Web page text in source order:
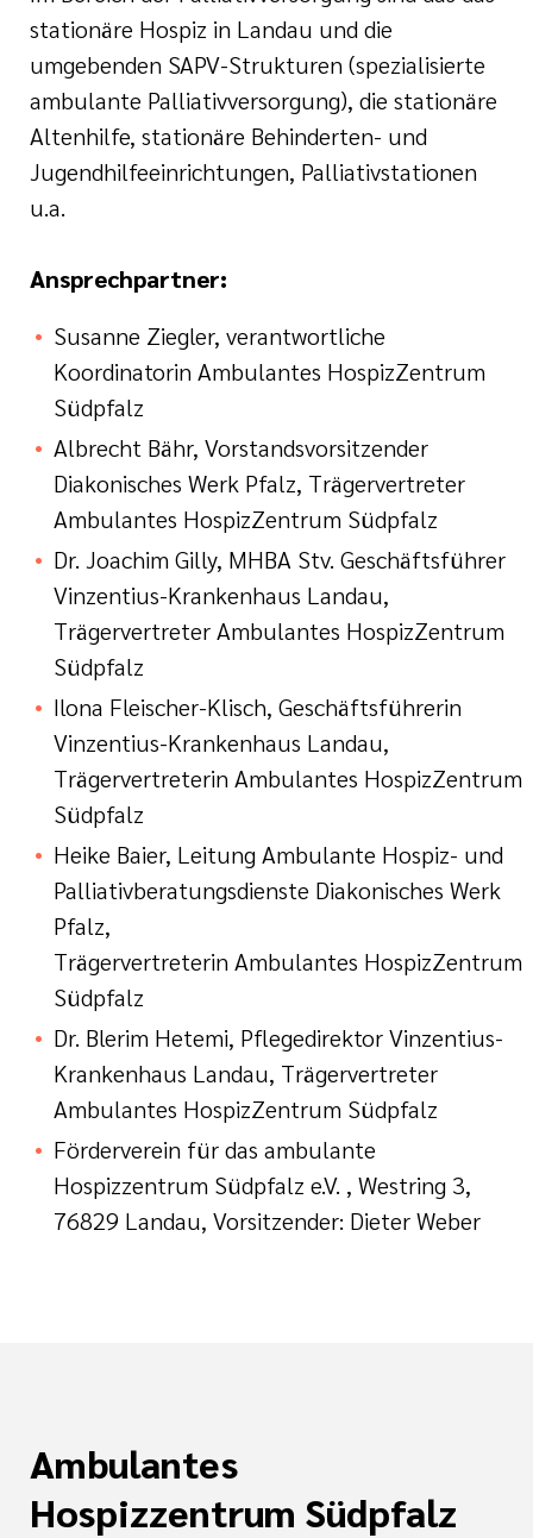
stationäre Hospiz in Landau und die
umgebenden SAPV-Strukturen (spezialisierte
ambulante Palliativversorgung), die stationäre
Altenhilfe, stationäre Behinderten- und
Jugendhilfeeinrichtungen, Palliativstationen
u.a.
Ansprechpartner:
Susanne Ziegler, verantwortliche
Koordinatorin Ambulantes HospizZentrum
Südpfalz
Albrecht Bähr, Vorstandsvorsitzender
Diakonisches Werk Pfalz, Trägervertreter
Ambulantes HospizZentrum Südpfalz
Dr. Joachim Gilly, MHBA Stv. Geschäftsführer
Vinzentius-Krankenhaus Landau,
Trägervertreter Ambulantes HospizZentrum
Südpfalz
Ilona Fleischer-Klisch, Geschäftsführerin
Vinzentius-Krankenhaus Landau,
Trägervertreterin Ambulantes HospizZentrum
Südpfalz
Heike Baier, Leitung Ambulante Hospiz- und
Palliativberatungsdienste Diakonisches Werk
Pfalz,
Trägervertreterin Ambulantes HospizZentrum
Südpfalz
Dr. Blerim Hetemi, Pflegedirektor Vinzentius-
Krankenhaus Landau, Trägervertreter
Ambulantes HospizZentrum Südpfalz
Förderverein für das ambulante
Hospizzentrum Südpfalz e.V. , Westring 3,
76829 Landau, Vorsitzender: Dieter Weber
Ambulantes
Hospizzentrum Südpfalz